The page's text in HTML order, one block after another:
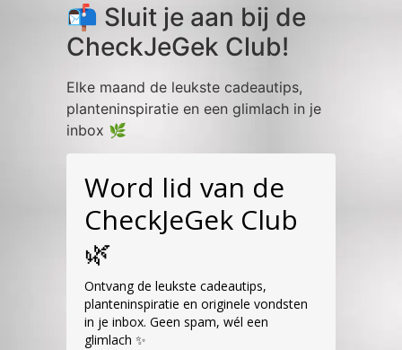
📬 Sluit je aan bij de
CheckJeGek Club!
Elke maand de leukste cadeautips,
planteninspiratie en een glimlach in je
inbox 🌿
Word lid van de
CheckJeGek Club
🌿
Ontvang de leukste cadeautips,
planteninspiratie en originele vondsten
in je inbox. Geen spam, wél een
glimlach ✨